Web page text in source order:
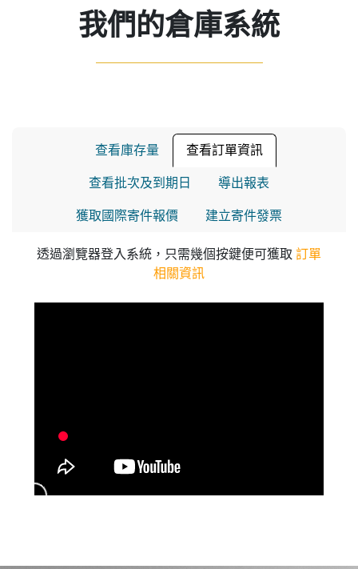
我們的倉庫系統
查看庫存量 查看訂單資訊
查看批次及到期日 導出報表
獲取國際寄件報價 建立寄件發票
透過瀏覽器登入系統，只需幾個按鍵便可獲取 訂單
相關資訊